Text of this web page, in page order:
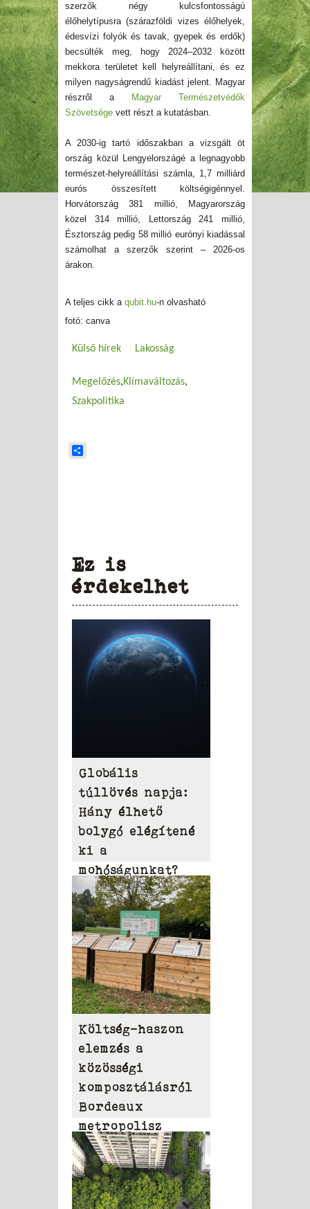
szerzők négy kulcsfontosságú
élőhelytípusra (szárazföldi vizes élőhelyek,
édesvízi folyók és tavak, gyepek és erdők)
becsülték meg, hogy 2024–2032 között
mekkora területet kell helyreállítani, és ez
milyen nagyságrendű kiadást jelent. Magyar
részről a
Magyar Természetvédők
Szövetsége vett részt a kutatásban.
A 2030-ig tartó időszakban a vizsgált öt
ország közül
Lengyelországé a legnagyobb
természet-helyreállítási számla, 1,7 milliárd
eurós összesített
költségigénnyel .
Horvátország 381 millió, Magyarország
közel 314 millió, Lettország 241 millió,
Észtország pedig 58 millió eurónyi kiadással
számolhat a szerzők szerint – 2026-os
árakon.
A teljes cikk a qubit.hu-n olvasható
fotó: canva
Külső hírek Lakosság
Megelőzés Klímaváltozás
Szakpolitika
Ez is
érdekelhet
Globális
túllövés napja:
Hány élhető
bolygó elégítené
ki a
mohóságunkat?
Költség-haszon
elemzés a
közösségi
komposztálásról
Bordeaux
metropolisz
területén